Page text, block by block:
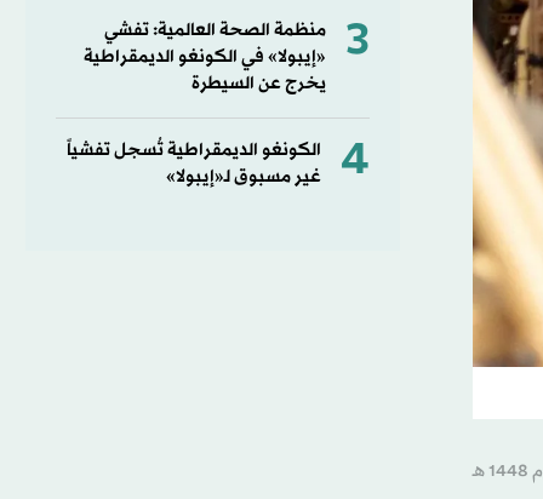
3
منظمة الصحة العالمية: تفشي
«إيبولا» في الكونغو الديمقراطية
يخرج عن السيطرة
4
الكونغو الديمقراطية تُسجل تفشياً
غير مسبوق لـ«إيبولا»